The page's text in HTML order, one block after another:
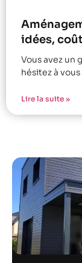
idées,
Vous avez un
hésitez à
Lire la suite »